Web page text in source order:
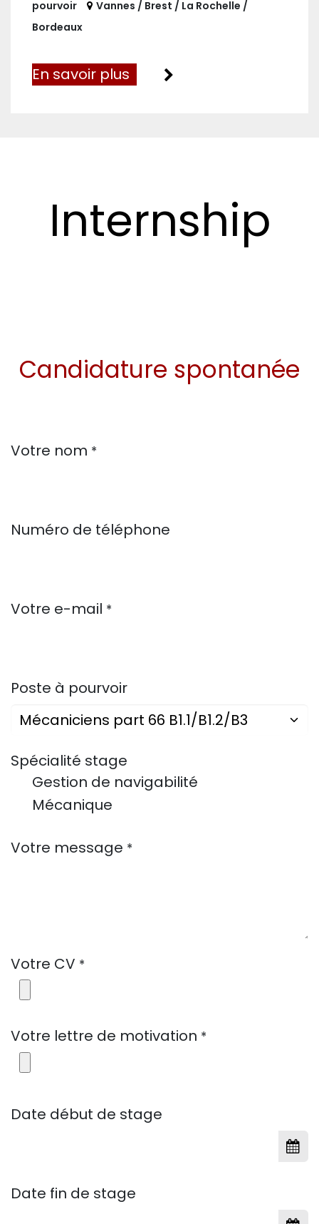
pourvoir
Vannes / Brest / La Rochelle /
Bordeaux
En savoir plus
Internship
Candidature spontanée
Votre nom *
Numéro de téléphone
Votre e-mail *
Poste à pourvoir
Spécialité stage
Gestion de navigabilité
Mécanique
Votre message *
Votre CV *
Votre lettre de motivation *
Date début de stage
Date fin de stage